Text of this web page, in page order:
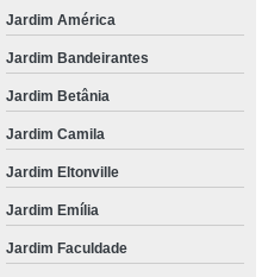
Jardim América
Jardim Bandeirantes
Jardim Betânia
Jardim Camila
Jardim Eltonville
Jardim Emília
Jardim Faculdade